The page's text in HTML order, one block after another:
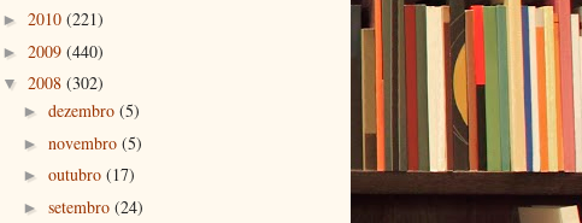
► 2010 (221)
► 2009 (440)
▼ 2008 (302)
► dezembro (5)
► novembro (5)
► outubro (17)
► setembro (24)